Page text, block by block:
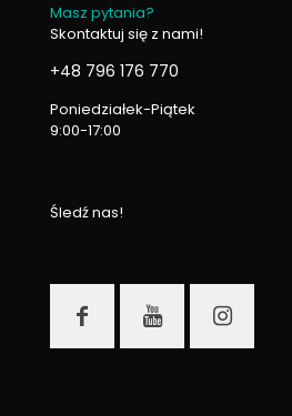
Masz pytania?
Skontaktuj się z nami!
+48 796 176 770
Poniedziałek-Piątek
9:00-17:00
Śledź nas!